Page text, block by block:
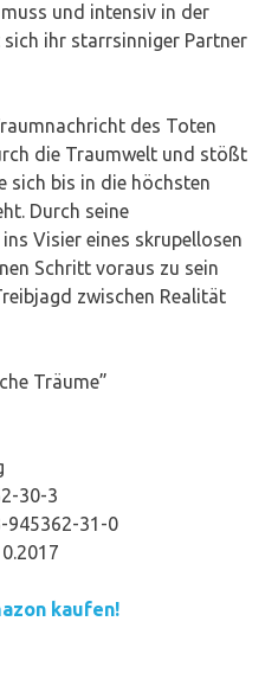
und intensiv in der
ihr starrsinniger Partner
des Toten
die Traumwelt und stößt
sich bis in die höchsten
Durch seine
Visier eines skrupellosen
Schritt voraus zu sein
zwischen Realität
Träume”
30-3
945362-31-0
kaufen!